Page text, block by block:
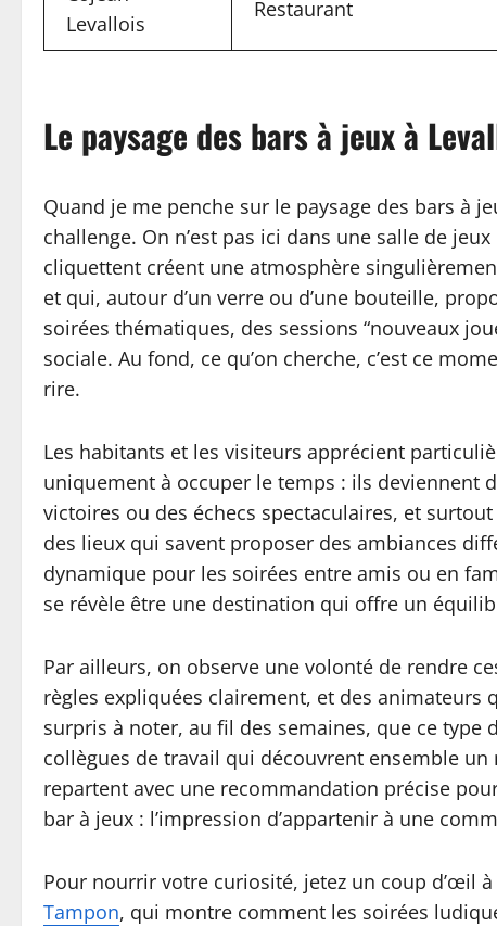
Levallois
Restaurant
Le paysage des bars à jeux à
Quand je me penche sur le paysage des bars à
challenge. On n’est pas ici dans une salle de
cliquettent créent une atmosphère
et qui, autour d’un verre ou d’une bouteille,
soirées thématiques, des sessions “nouveaux
sociale. Au fond, ce qu’on cherche, c’est ce
rire.
Les habitants et les visiteurs apprécient
uniquement à occuper le temps : ils deviennent
victoires ou des échecs spectaculaires, et
des lieux qui savent proposer des ambiances
dynamique pour les soirées entre amis ou en
se révèle être une destination qui offre un
Par ailleurs, on observe une volonté de rendre
règles expliquées clairement, et des
surpris à noter, au fil des semaines, que ce type
collègues de travail qui découvrent ensemble
repartent avec une recommandation précise
bar à jeux : l’impression d’appartenir à une
Pour nourrir votre curiosité, jetez un coup d’œil
Tampon, qui montre comment les soirées